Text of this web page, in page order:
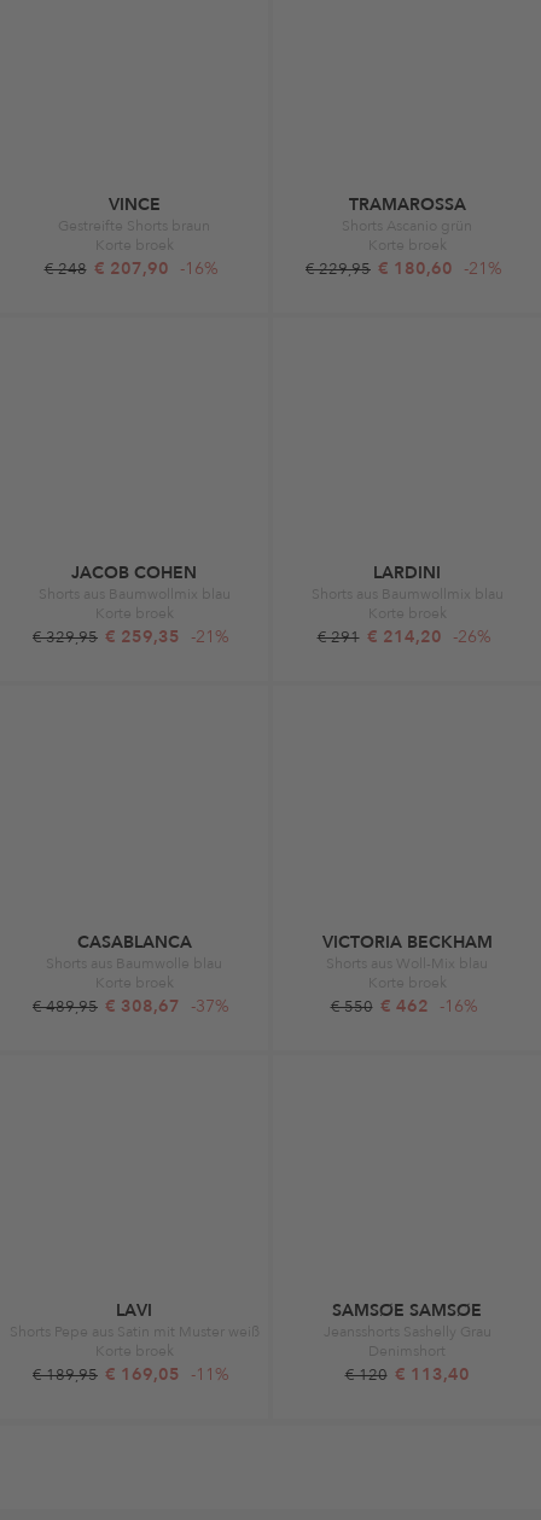
VINCE
Gestreifte Shorts braun
Korte broek
€ 248 € 207,90 -16%
TRAMAROSSA
Shorts Ascanio grün
Korte broek
€ 229,95 € 180,60 -21%
JACOB COHEN
Shorts aus Baumwollmix blau
Korte broek
€ 329,95 € 259,35 -21%
LARDINI
Shorts aus Baumwollmix blau
Korte broek
€ 291 € 214,20 -26%
CASABLANCA
Shorts aus Baumwolle blau
Korte broek
€ 489,95 € 308,67 -37%
VICTORIA BECKHAM
Shorts aus Woll-Mix blau
Korte broek
€ 550 € 462 -16%
LAVI
Shorts Pepe aus Satin mit Muster weiß
Korte broek
€ 189,95 € 169,05 -11%
SAMSØE SAMSØE
Jeansshorts Sashelly Grau
Denimshort
€ 120 € 113,40